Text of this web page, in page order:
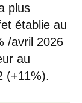
plus
établie au
/avril 2026
au
(+11%).